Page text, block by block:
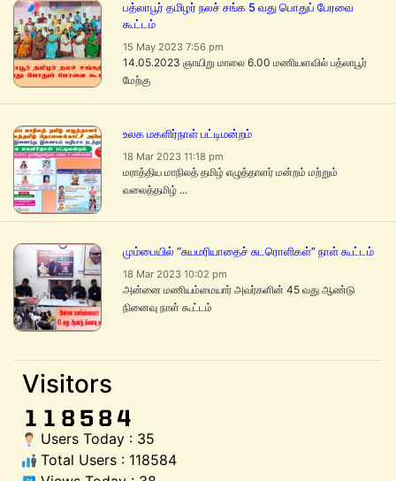
பத்லாபூர் தமிழர் நலச் சங்க 5 வது பொதுப் பேரவை
கூட்டம்
15 May 2023 7:56 pm
14.05.2023 ஞாயிறு மாலை 6.00 மணியளவில் பத்லாபூர்
மேற்கு
உலக மகளிர்நாள் பட்டிமன்றம்
18 Mar 2023 11:18 pm
மராத்திய மாநிலத் தமிழ் எழுத்தாளர் மன்றம் மற்றும்
வலைத்தமிழ் ...
மும்பையில் “சுயமரியாதைச் சுடரொளிகள்” நாள் கூட்டம்
18 Mar 2023 10:02 pm
அன்னை மணியம்மையார் அவர்களின் 45 வது ஆண்டு
நினைவு நாள் கூட்டம்
Visitors
Users Today : 35
Total Users : 118584